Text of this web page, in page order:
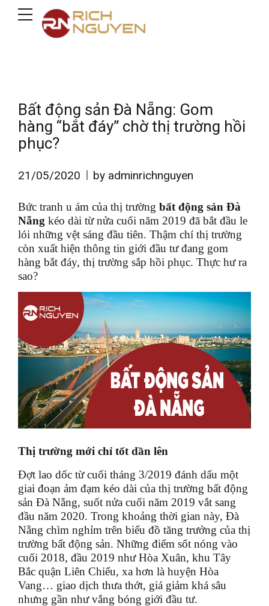
Bất động sản Đà Nẵng: Gom
hàng “bắt đáy” chờ thị trường hồi
phục?
21/05/2020 by adminrichnguyen
Bức tranh u ám của thị trường bất động sản Đà
Nẵng kéo dài từ nửa cuối năm 2019 đã bắt đầu le
lói những vệt sáng đầu tiên. Thậm chí thị trường
còn xuất hiện thông tin giới đầu tư đang gom
hàng bắt đáy, thị trường sắp hồi phục. Thực hư ra
sao?
Thị trường mới chỉ tốt dần lên
Đợt lao dốc từ cuối tháng 3/2019 đánh dấu một
giai đoạn ảm đạm kéo dài của thị trường bất động
sản Đà Nẵng, suốt nửa cuối năm 2019 vắt sang
đầu năm 2020. Trong khoảng thời gian này, Đà
Nẵng chìm nghỉm trên biểu đồ tăng trưởng của thị
trường bất động sản. Những điểm sốt nóng vào
cuối 2018, đầu 2019 như Hòa Xuân, khu Tây
Bắc quận Liên Chiểu, xa hơn là huyện Hòa
Vang… giao dịch thưa thớt, giá giảm khá sâu
nhưng gần như vắng bóng giới đầu tư.